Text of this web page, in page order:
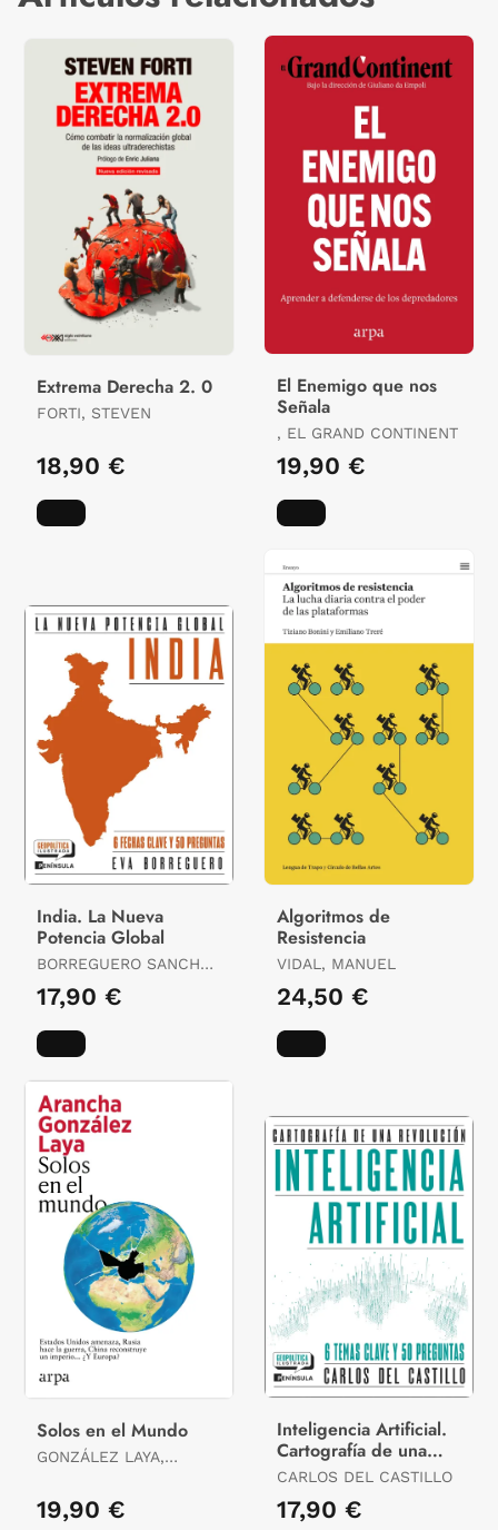
Extrema Derecha 2. 0
FORTI, STEVEN
18,90 €
El Enemigo que nos
Señala
, EL GRAND CONTINENT
19,90 €
India. La Nueva
Potencia Global
BORREGUERO SANCHO,
EVA
17,90 €
Algoritmos de
Resistencia
VIDAL, MANUEL
24,50 €
Solos en el Mundo
GONZÁLEZ LAYA,
19,90 €
Inteligencia Artificial.
Cartografía de una
Revolución
CARLOS DEL CASTILLO
17,90 €